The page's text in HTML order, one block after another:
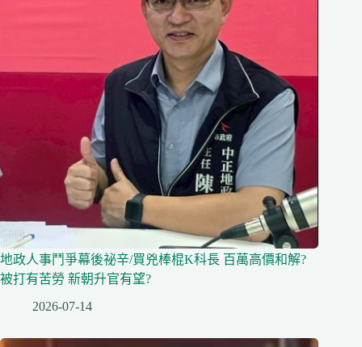
地政人事鬥爭幕後祕辛/買兇棒棍K科長 百萬高價和解?
被打有苦勞 新朝升官有望?
2026-07-14